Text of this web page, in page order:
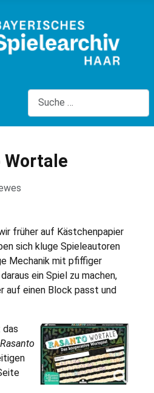
Suchen
Wortale
früher auf Kästchenpapier
sich kluge Spieleautoren
Mechanik mit pfiffiger
ein Spiel zu machen,
auf einen Block passt und
das
Rasanto